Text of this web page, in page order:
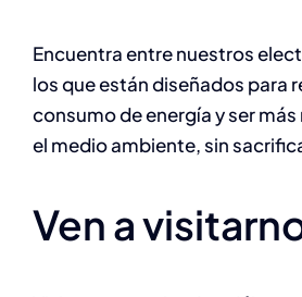
Encuentra entre nuestros
los que están diseñados para
consumo de energía y ser
el medio ambiente, sin
Ven a